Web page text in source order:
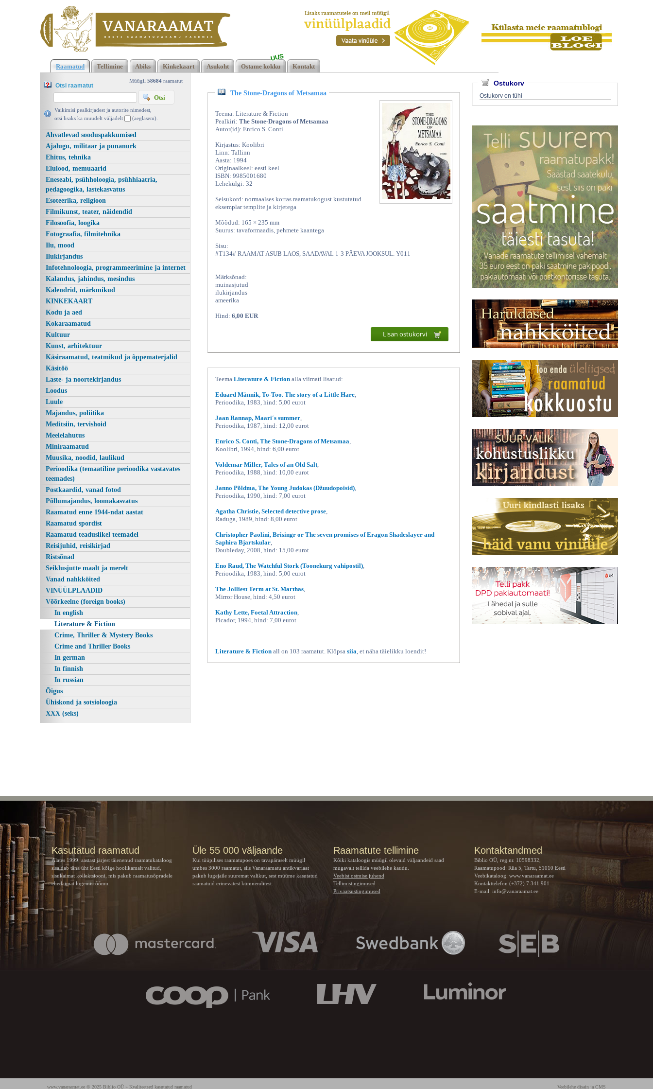
The Stone-Dragons of Metsamaa,
Klõpsa siia , et näha täielikku loendit!The Stone-Dragons of
Metsamaa, Enrico S. Conti, Koolibri 1994 | vanaraamat. ee
Raamatud Tellimine Abiks Kinkekaart Asukoht Ostame kokku
UUS
Kontakt
Müügil 58684 raamatut
Otsi raamatut
Vaikimisi pealkirjadest ja autorite nimedest,
otsi lisaks ka muudelt väljadelt
(aeglasem).
Ahvatlevad sooduspakkumised
Ajalugu, militaar ja punanurk
Ehitus, tehnika
Elulood, memuaarid
Eneseabi, psühholoogia, psühhiaatria,
pedagoogika, lastekasvatus
Esoteerika, religioon
Filmikunst, teater, näidendid
Filosoofia, loogika
Fotograafia, filmitehnika
Ilu, mood
Ilukirjandus
Infotehnoloogia, programmeerimine ja internet
Kalandus, jahindus, mesindus
Kalendrid, märkmikud
KINKEKAART
Kodu ja aed
Kokaraamatud
Kultuur
Kunst, arhitektuur
Käsiraamatud, teatmikud ja õppematerjalid
Käsitöö
Laste- ja noortekirjandus
Loodus
Luule
Majandus, poliitika
Meditsiin, tervishoid
Meelelahutus
Miniraamatud
Muusika, noodid, laulikud
Perioodika (temaatiline perioodika vastavates
teemades)
Postkaardid, vanad fotod
Põllumajandus, loomakasvatus
Raamatud enne 1944-ndat aastat
Raamatud spordist
Raamatud teaduslikel teemadel
Reisijuhid, reisikirjad
Ristsõnad
Seiklusjutte maalt ja merelt
Vanad nahkköited
VINÜÜLPLAADID
Võõrkeelne (foreign books)
In english
Literature & Fiction
Crime, Thriller & Mystery Books
Crime and Thriller Books
In german
In finnish
In russian
Õigus
Ühiskond ja sotsioloogia
XXX (seks)
Ostukorv
Ostukorv on tühi
The Stone-Dragons of Metsamaa
Teema: Literature & Fiction
Pealkiri: The Stone-Dragons of Metsamaa
Autor(id): Enrico S. Conti
Kirjastus: Koolibri
Linn: Tallinn
Aasta: 1994
Originaalkeel: eesti keel
ISBN: 9985001680
Lehekülgi: 32
Seisukord: normaalses korras raamatukogust kustutatud
eksemplar templite ja kirjetega
Mõõdud: 165 × 235 mm
Suurus: tavaformaadis, pehmete kaantega
Sisu:
#T134# RAAMAT ASUB LAOS, SAADAVAL 1-3 PÄEVA JOOKSUL. Y011
Märksõnad:
muinasjutud
ilukirjandus
ameerika
Hind: 6,00 EUR
Lisan ostukorvi
Teema Literature & Fiction alla viimati lisatud:
Eduard Männik, To-Too. The story of a Little Hare
Perioodika, 1983, hind: 5,00 eurot
Jaan Rannap, Maari´s summer
Perioodika, 1987, hind: 12,00 eurot
Enrico S. Conti, The Stone-Dragons of Metsamaa
Koolibri, 1994, hind: 6,00 eurot
Voldemar Miller, Tales of an Old Salt
Perioodika, 1988, hind: 10,00 eurot
Janno Põldma, The Young Judokas (Džuudopoisid)
Perioodika, 1990, hind: 7,00 eurot
Agatha Christie, Selected detective prose
Raduga, 1989, hind: 8,00 eurot
Christopher Paolini, Brisingr or The seven promises of Eragon Shadeslayer and
Saphira Bjartskular
Doubleday, 2008, hind: 15,00 eurot
Eno Raud, The Watchful Stork (Toonekurg vahipostil)
Perioodika, 1983, hind: 5,00 eurot
The Jolliest Term at St. Marthas
Mirror House, hind: 4,50 eurot
Kathy Lette, Foetal Attraction
Picador, 1994, hind: 7,00 eurot
Literature & Fiction all on 103 raamatut. Klõpsa siia , et näha täielikku loendit!
Kasutatud raamatud
Alates 1999. aastast järjest täienenud raamatukataloog
sisaldab täna üht Eesti kõige hoolikamalt valitud,
sisukaimat kollektsiooni, mis pakub raamatusõpradele
ehedaimat lugemisrõõmu.
Üle 55 000 väljaande
Kui tüüpilises raamatupoes on tavapäraselt müügil
umbes 3000 raamatut, siis Vanaraamatu antikvariaat
pakub lugejaile suuremat valikut, sest müüme kasutatud
raamatuid erinevatest kümnenditest.
Raamatute tellimine
Kõiki kataloogis müügil olevaid väljaandeid saad
mugavalt tellida veebilehe kaudu.
Veebist ostmise juhend
Tellimistingimused
Privaatsustingimused
Kontaktandmed
Biblio OÜ, reg.nr. 10598332,
Raamatupood: Riia 5, Tartu, 51010 Eesti
Veebikataloog: www.vanaraamat.ee
Kontakttelefon (+372) 7 341 901
E-mail: info@vanaraamat.ee
Veebilehe disain ja CMS
www.vanaraamat.ee © 2025 Biblio OÜ » Kvaliteetsed kasutatud raamatud